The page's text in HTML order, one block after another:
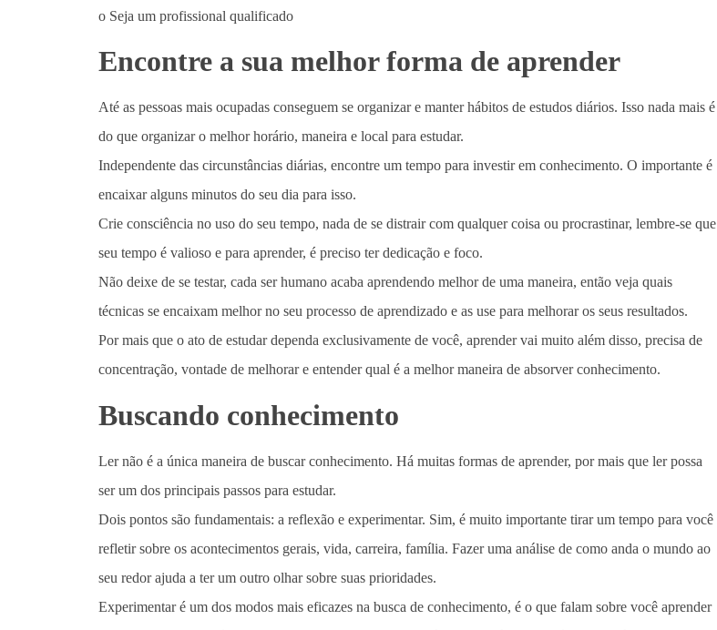
o Seja um profissional qualificado
Encontre a sua melhor forma de aprender
Até as pessoas mais ocupadas conseguem se organizar e manter hábitos de estudos diários. Isso nada mais é
do que organizar o melhor horário, maneira e local para estudar.
Independente das circunstâncias diárias, encontre um tempo para investir em conhecimento. O importante é
encaixar alguns minutos do seu dia para isso.
Crie consciência no uso do seu tempo, nada de se distrair com qualquer coisa ou procrastinar, lembre-se que
seu tempo é valioso e para aprender, é preciso ter dedicação e foco.
Não deixe de se testar, cada ser humano acaba aprendendo melhor de uma maneira, então veja quais
técnicas se encaixam melhor no seu processo de aprendizado e as use para melhorar os seus resultados.
Por mais que o ato de estudar dependa exclusivamente de você, aprender vai muito além disso, precisa de
concentração, vontade de melhorar e entender qual é a melhor maneira de absorver conhecimento.
Buscando conhecimento
Ler não é a única maneira de buscar conhecimento. Há muitas formas de aprender, por mais que ler possa
ser um dos principais passos para estudar.
Dois pontos são fundamentais: a reflexão e experimentar. Sim, é muito importante tirar um tempo para você
refletir sobre os acontecimentos gerais, vida, carreira, família. Fazer uma análise de como anda o mundo ao
seu redor ajuda a ter um outro olhar sobre suas prioridades.
Experimentar é um dos modos mais eficazes na busca de conhecimento, é o que falam sobre você aprender